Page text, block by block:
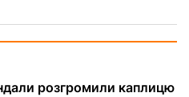
розгромили каплицю